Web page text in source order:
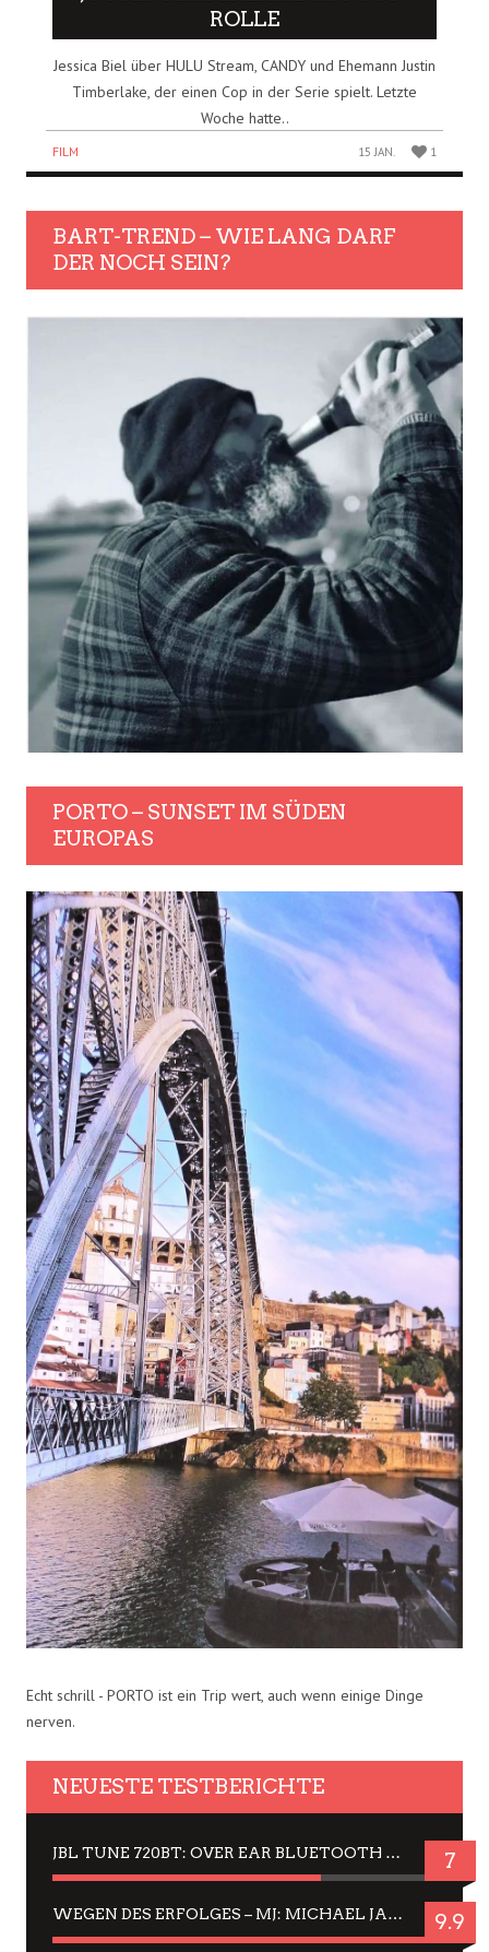
ROLLE
Jessica Biel über HULU Stream, CANDY und Ehemann Justin
Timberlake, der einen Cop in der Serie spielt. Letzte
Woche hatte..
FILM 15 JAN. 1
BART-TREND – WIE LANG DARF
DER NOCH SEIN?
PORTO – SUNSET IM SÜDEN
EUROPAS
Echt schrill - PORTO ist ein Trip wert, auch wenn einige Dinge
nerven.
NEUESTE TESTBERICHTE
JBL TUNE 720BT: OVER EAR BLUETOOTH KOPFHÖRER UM DIE 50,-€ IM DAUER-TEST 7
WEGEN DES ERFOLGES – MJ: MICHAEL JACKSON MUSICAL IN EINER MATINEE SEHEN 9.9